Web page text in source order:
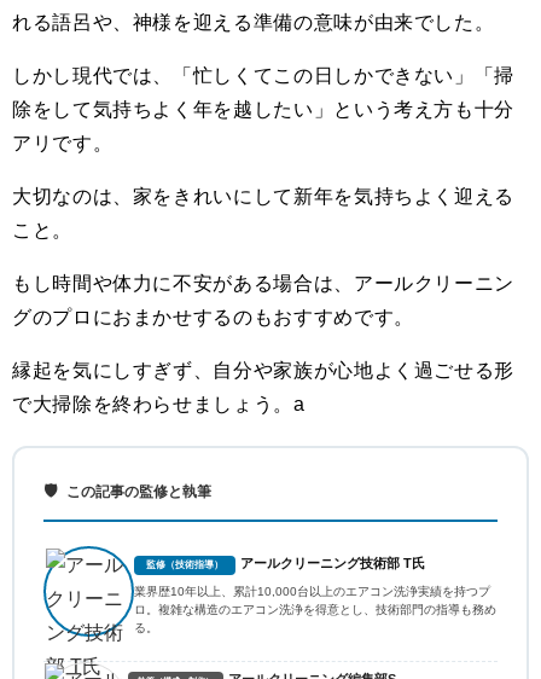
れる語呂や、神様を迎える準備の意味が由来でした。
しかし現代では、「忙しくてこの日しかできない」「掃
除をして気持ちよく年を越したい」という考え方も十分
アリです。
大切なのは、家をきれいにして新年を気持ちよく迎える
こと。
もし時間や体力に不安がある場合は、アールクリーニン
グのプロにおまかせするのもおすすめです。
縁起を気にしすぎず、自分や家族が心地よく過ごせる形
で大掃除を終わらせましょう。a
🛡️ この記事の監修と執筆
監修（技術指導） アールクリーニング技術部 T氏
業界歴10年以上、累計10,000台以上のエアコン洗浄実績を持つプ
ロ。複雑な構造のエアコン洗浄を得意とし、技術部門の指導も務め
る。